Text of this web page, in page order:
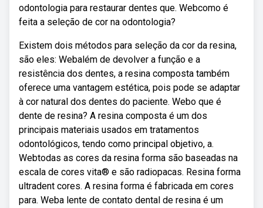
odontologia para restaurar dentes que. Webcomo é
feita a seleção de cor na odontologia?
Existem dois métodos para seleção da cor da resina,
são eles: Webalém de devolver a função e a
resistência dos dentes, a resina composta também
oferece uma vantagem estética, pois pode se adaptar
à cor natural dos dentes do paciente. Webo que é
dente de resina? A resina composta é um dos
principais materiais usados em tratamentos
odontológicos, tendo como principal objetivo, a.
Webtodas as cores da resina forma são baseadas na
escala de cores vita® e são radiopacas. Resina forma
ultradent cores. A resina forma é fabricada em cores
para. Weba lente de contato dental de resina é um